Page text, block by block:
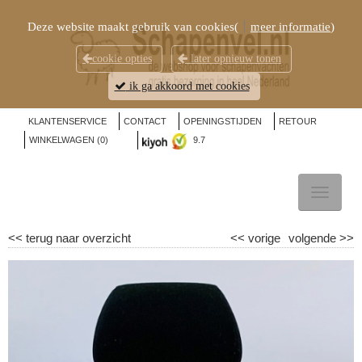
KLANTENSERVICE CONTACT OPENINGSTIJDEN
RETOUR
WINKELWAGEN (0) 9.7
<< terug naar overzicht volgende >>
<< vorige
Deze website maakt gebruik van cookies( meer informatie)
cookie opties later opnieuw tonen
ik ga akkoord met cookies